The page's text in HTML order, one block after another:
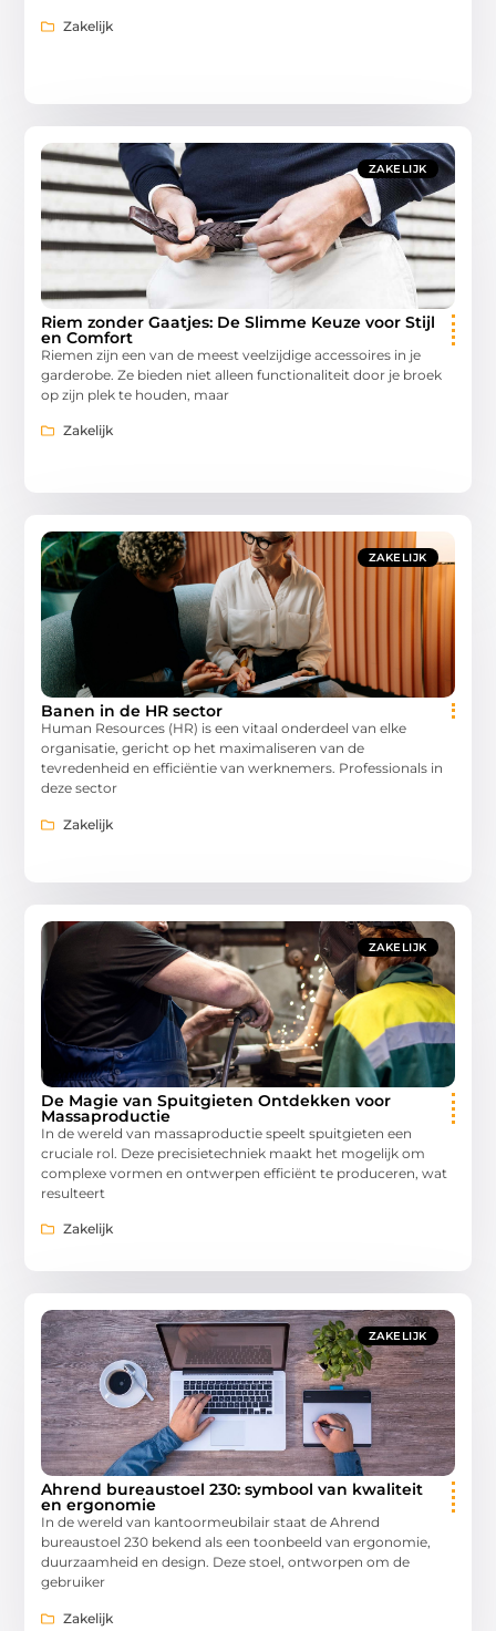
Zakelijk
ZAKELIJK
Riem zonder Gaatjes: De Slimme Keuze voor Stijl
en Comfort
Riemen zijn een van de meest veelzijdige accessoires in je
garderobe. Ze bieden niet alleen functionaliteit door je broek
op zijn plek te houden, maar
Zakelijk
ZAKELIJK
Banen in de HR sector
Human Resources (HR) is een vitaal onderdeel van elke
organisatie, gericht op het maximaliseren van de
tevredenheid en efficiëntie van werknemers. Professionals in
deze sector
Zakelijk
ZAKELIJK
De Magie van Spuitgieten Ontdekken voor
Massaproductie
In de wereld van massaproductie speelt spuitgieten een
cruciale rol. Deze precisietechniek maakt het mogelijk om
complexe vormen en ontwerpen efficiënt te produceren, wat
resulteert
Zakelijk
ZAKELIJK
Ahrend bureaustoel 230: symbool van kwaliteit
en ergonomie
In de wereld van kantoormeubilair staat de Ahrend
bureaustoel 230 bekend als een toonbeeld van ergonomie,
duurzaamheid en design. Deze stoel, ontworpen om de
gebruiker
Zakelijk